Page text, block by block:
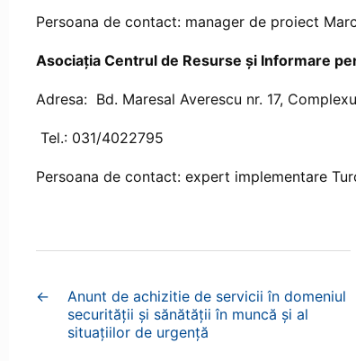
Persoana de contact: manager de proiect
Asociația Centrul de Resurse și Informare
Adresa: Bd. Maresal Averescu nr. 17,
Tel.: 031/4022795
Persoana de contact: expert implementare
←
Anunt de achizitie de servicii în domeniul
securității și sănătății în muncă și al
situațiilor de urgență